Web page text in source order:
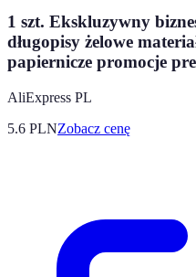
1 szt. Ekskluzywny
długopisy żelowe
papiernicze promocje
AliExpress PL
5.6 PLNZobacz cenę